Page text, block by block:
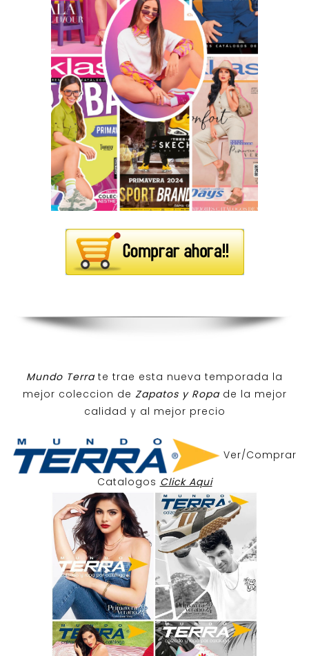
Mundo Terra te trae esta nueva temporada la
mejor coleccion de Zapatos y Ropa de la mejor
calidad y al mejor precio
Ver/Comprar
Catalogos Click Aqui